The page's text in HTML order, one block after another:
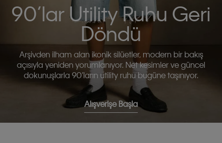
90’lar Utility Ruhu Geri
Döndü
Arşivden ilham alan ikonik silüetler, modern bir bakış
açısıyla yeniden yorumlanıyor. Net kesimler ve güncel
dokunuşlarla 90’ların utility ruhu bugüne taşınıyor.
Alışverişe Başla